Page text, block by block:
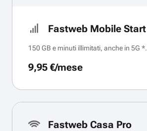
Fastweb Mobile Start
150 GB e minuti illimitati, anche in 5G *.
9,95 €/mese
Fastweb Casa Pro